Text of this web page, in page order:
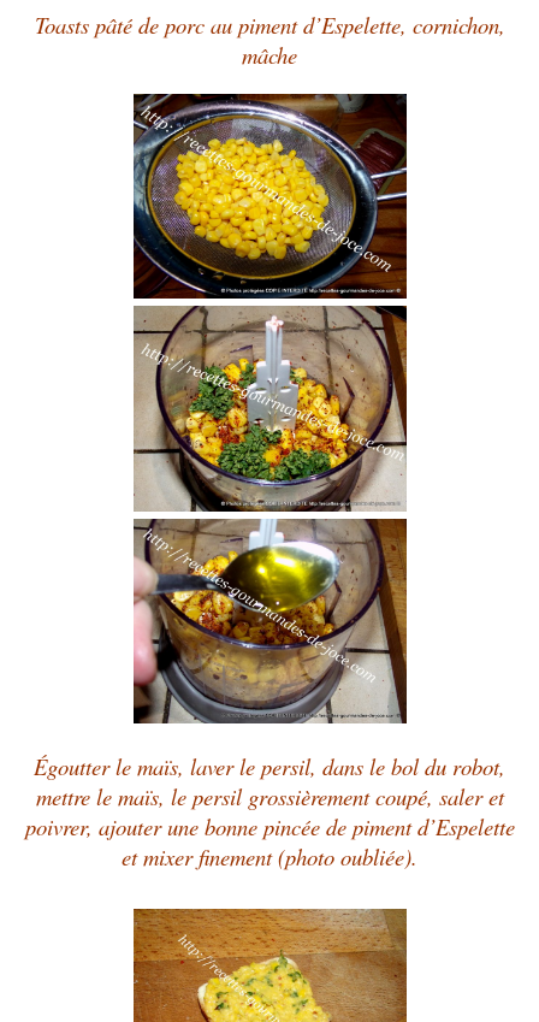
Toasts pâté de porc au piment d’Espelette, cornichon,
mâche
Égoutter le maïs, laver le persil, dans le bol du robot,
mettre le maïs, le persil grossièrement coupé, saler et
poivrer, ajouter une bonne pincée de piment d’Espelette
et mixer finement (photo oubliée).